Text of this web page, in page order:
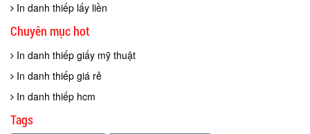
In danh thiếp lấy liền
Chuyên mục hot
In danh thiếp giấy mỹ thuật
In danh thiếp giá rẻ
In danh thiếp hcm
Tags